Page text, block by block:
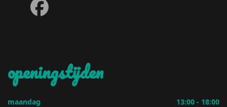
facebook
openingstijden
maandag
13:00 - 18:00